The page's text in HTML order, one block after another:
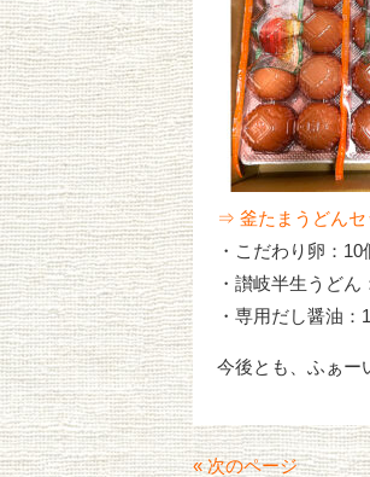
⇒ 釜たまうどんセ
・こだわり卵：10
・讃岐半生うどん
・専用だし醤油：
今後とも、ふぁー
« 次のページ